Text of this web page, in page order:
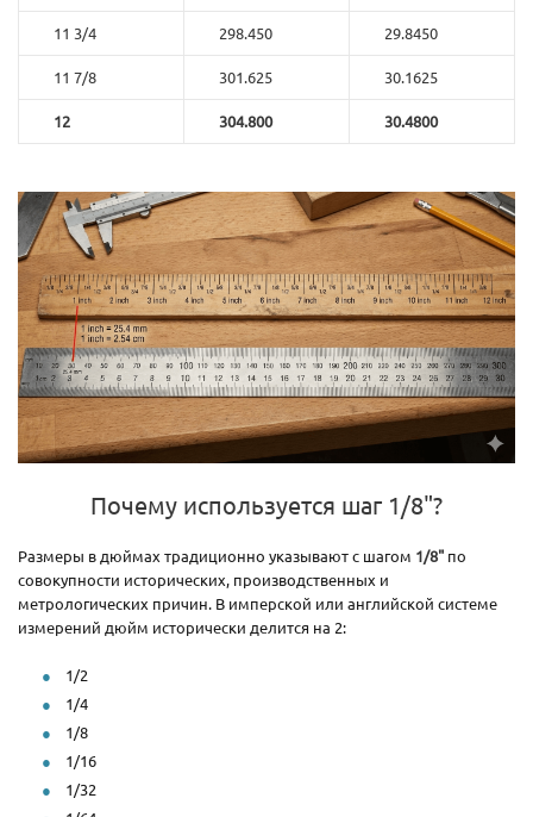
11 3/4 298.450 29.8450
11 7/8 301.625 30.1625
12 304.800 30.4800
Почему используется шаг 1/8"?
Размеры в дюймах традиционно указывают с шагом 1/8" по
совокупности исторических, производственных и
метрологических причин. В имперской или английской системе
измерений дюйм исторически делится на 2:
1/2
1/4
1/8
1/16
1/32